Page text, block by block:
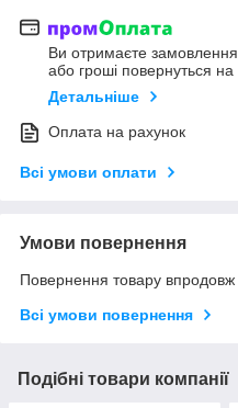
Ви отримаєте замовлення
або гроші повернуться на
Детальніше
Оплата на рахунок
Всі умови оплати
Умови повернення
Повернення товару впродовж
Всі умови повернення
Подібні товари компанії